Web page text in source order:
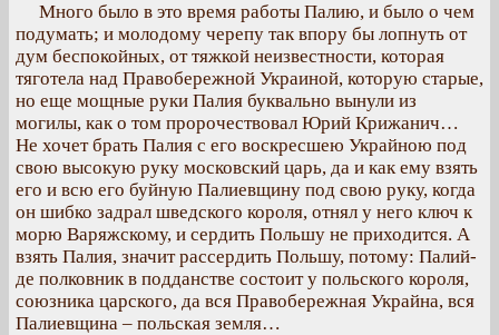
Много было в это время работы Палию, и было о чем
подумать; и молодому черепу так впору бы лопнуть от
дум беспокойных, от тяжкой неизвестности, которая
тяготела над Правобережной Украиной, которую старые,
но еще мощные руки Палия буквально вынули из
могилы, как о том пророчествовал Юрий Крижанич…
Не хочет брать Палия с его воскресшею Украйною под
свою высокую руку московский царь, да и как ему взять
его и всю его буйную Палиевщину под свою руку, когда
он шибко задрал шведского короля, отнял у него ключ к
морю Варяжскому, и сердить Польшу не приходится. А
взять Палия, значит рассердить Польшу, потому: Палий-
де полковник в подданстве состоит у польского короля,
союзника царского, да вся Правобережная Украйна, вся
Палиевщина – польская земля…